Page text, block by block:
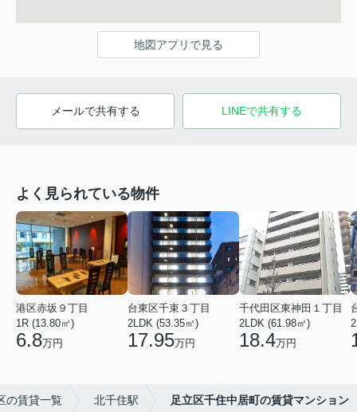
地図アプリで見る
メールで共有する LINEで共有する
よく見られている物件
港区赤坂９丁目
1R (13.80㎡)
6.8万円
台東区千束３丁目
2LDK (53.35㎡)
17.95万円
千代田区東神田１丁目
2LDK (61.98㎡)
18.4万円
の賃貸一覧 北千住駅 足立区千住中居町の賃貸マンション